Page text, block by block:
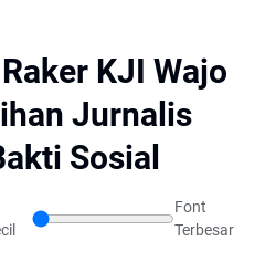
KJI Wajo
Jurnalis
Sosial
Font
Terbesar